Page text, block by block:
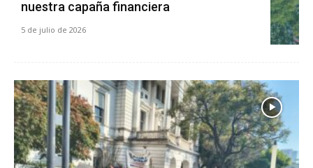
nuestra capaña financiera
5 de julio de 2026